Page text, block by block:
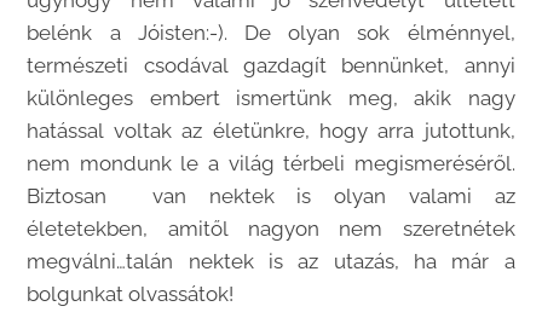
belénk a Jóisten:-). De olyan sok élménnyel,
természeti csodával gazdagít bennünket, annyi
különleges embert ismertünk meg, akik nagy
hatással voltak az életünkre, hogy arra jutottunk,
nem mondunk le a világ térbeli megismeréséről.
Biztosan van nektek is olyan valami az
életetekben, amitől nagyon nem szeretnétek
megválni…talán nektek is az utazás, ha már a
bolgunkat olvassátok!